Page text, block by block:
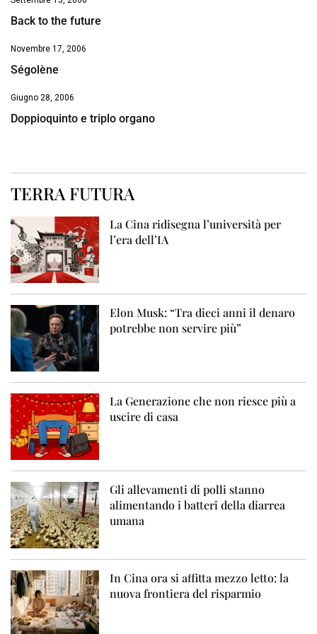
Back to the future
Novembre 17, 2006
Ségolène
Giugno 28, 2006
Doppioquinto e triplo organo
TERRA FUTURA
La Cina ridisegna l’università per
l’era dell’IA
Elon Musk: “Tra dieci anni il denaro
potrebbe non servire più”
La Generazione che non riesce più a
uscire di casa
Gli allevamenti di polli stanno
alimentando i batteri della diarrea
umana
In Cina ora si affitta mezzo letto: la
nuova frontiera del risparmio